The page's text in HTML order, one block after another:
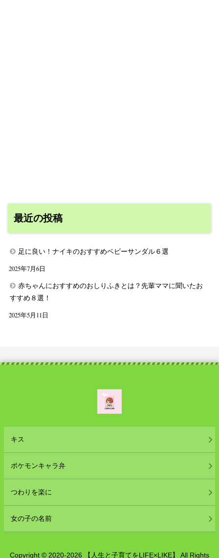
最近の投稿
足に良い！ナイキのおすすめベビーサンダル６選
2025年7月6日
赤ちゃんにおすすめのおしりふきとは？先輩ママに聞いたお
すすめ８選！
2025年5月11日
キス
ポケモンキャラ弁
つわりを楽に
女の子の名前
Copyright © 2020-2026 【人生と子育てをLIFE×LIKE】 All Rights